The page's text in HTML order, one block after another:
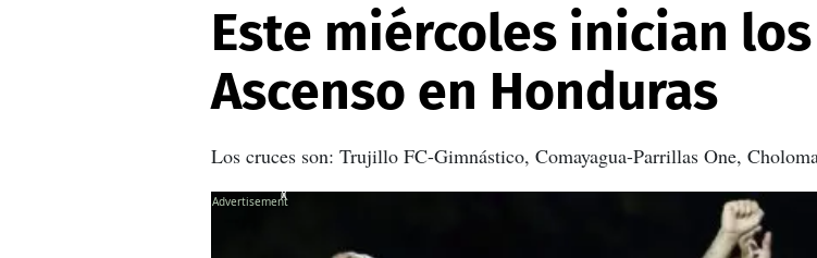
Este miércoles inician
Ascenso en Honduras
Los cruces son: Trujillo FC-Gimnástico, Comayagua-Parrillas One,
X